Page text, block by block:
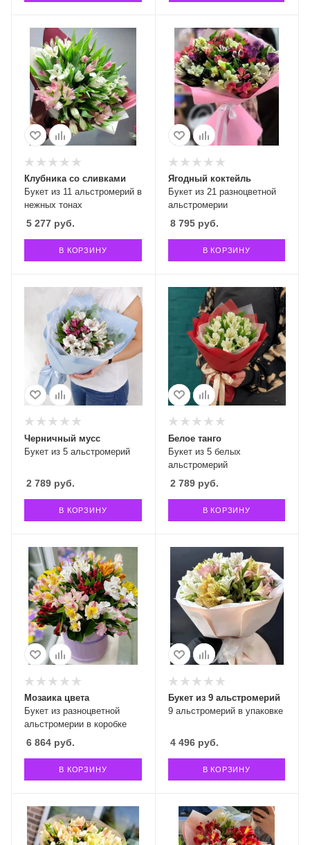
Букет из 11 альстромерий в
нежных тонах
Клубника со сливками
5 277 руб.
В КОРЗИНУ
Букет из 21 разноцветной
альстромерии
Ягодный коктейль
8 795руб.
В КОРЗИНУ
Букет из 5 альстромерий
Черничный мусс
2 789 руб.
В КОРЗИНУ
Букет из 5 белых
альстромерий
Белое танго
2 789руб.
В КОРЗИНУ
Букет из разноцветной
альстромерии в коробке
Мозаика цвета
6 864 руб.
В КОРЗИНУ
9 альстромерий в упаковке
Букет из 9 альстромерий
4 496руб.
В КОРЗИНУ